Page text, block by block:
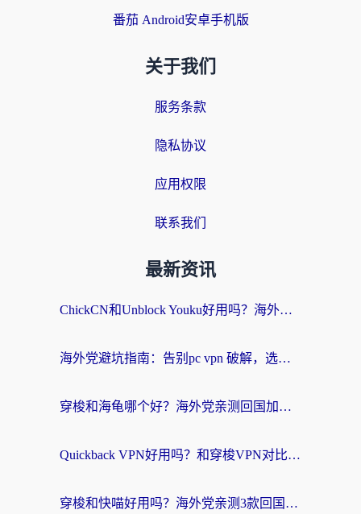
番茄 Android安卓手机版
关于我们
服务条款
隐私协议
应用权限
联系我们
最新资讯
ChickCN和Unblock Youku好用吗？海外党亲测3款回国加速器，附iOS免费选择指南
海外党避坑指南：告别pc vpn 破解，选对回国加速器轻松访问国内资源
穿梭和海龟哪个好？海外党亲测回国加速器，附电脑免费VPN推荐
Quickback VPN好用吗？和穿梭VPN对比哪个回国效果更好？海外党必看的真实测评与选择指南
穿梭和快喵好用吗？海外党亲测3款回国加速器，附日本回国VPN避坑指南